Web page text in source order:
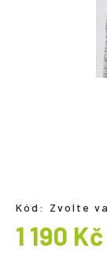
Kód: Zvolte
1 190 Kč